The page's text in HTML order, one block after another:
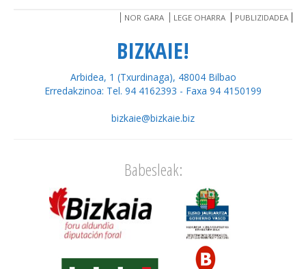
NOR GARA LEGE OHARRA PUBLIZIDADEA
BIZKAIE!
Arbidea, 1 (Txurdinaga), 48004 Bilbao
Erredakzinoa: Tel. 94 4162393 - Faxa 94 4150199
bizkaie@bizkaie.biz
Babesleak: